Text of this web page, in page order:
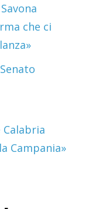
che ci
Calabria
Campania»